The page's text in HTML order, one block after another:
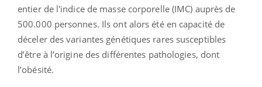
entier de l'indice de masse corporelle (IMC) auprès de
500.000 personnes. Ils ont alors été en capacité de
déceler des variantes génétiques rares susceptibles
d’être à l’origine des différentes pathologies, dont
l’obésité.